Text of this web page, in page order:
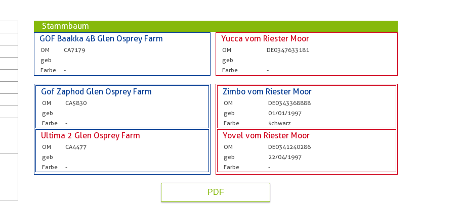
Stammbaum
GOF Baakka 4B Glen Osprey Farm
OM
CA7179
geb
Farbe
-
Yucca vom Riester Moor
OM
DE0347633181
geb
Farbe
-
Gof Zaphod Glen Osprey Farm
OM
CA5830
geb
Farbe
-
Ultima 2 Glen Osprey Farm
OM
CA4477
geb
Farbe
-
Zimbo vom Riester Moor
OM
DE0343368888
geb
01/01/1997
Farbe
schwarz
Yovel vom Riester Moor
OM
DE0341240286
geb
22/04/1997
Farbe
-
PDF